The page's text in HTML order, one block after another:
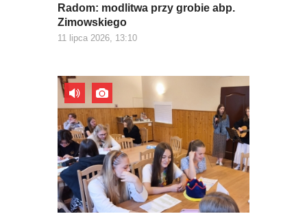
Radom: modlitwa przy grobie abp.
Zimowskiego
11 lipca 2026, 13:10